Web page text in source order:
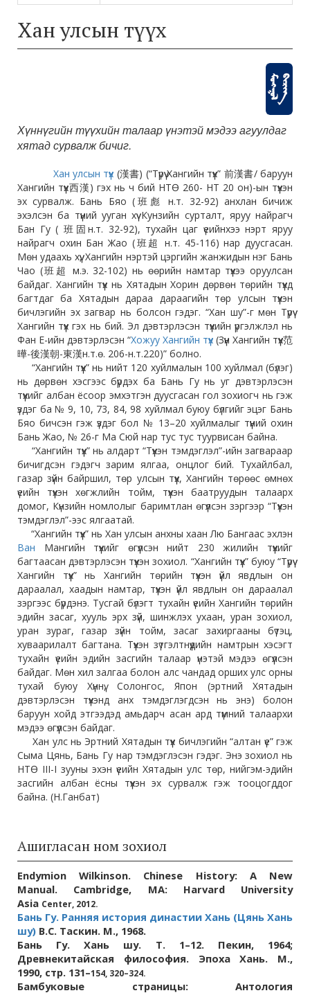
Хан улсын түүх
Хүннүгийн түүхийн талаар үнэтэй мэдээ агуулдаг
хятад сурвалж бичиг.
Хан улсын түүх (漢書) (“Түрүү Хангийн түүх” 前漢書/ баруун
Хангийн түүх西漢) гэх нь ч бий НТӨ 260- НТ 20 он)-ын түүхэн
эх сурвалж. Бань Бяо (班彪 н.т. 32-92) анхлан бичиж
эхэлсэн ба түүний ууган хүү Кунзийн сурталт, яруу найрагч
Бан Гу ( 班固н.т. 32-92), тухайн цаг үеийнхээ нэрт яруу
найрагч охин Бан Жао (班超 н.т. 45-116) нар дуусгасан.
Мөн удаахь хүү, Хангийн нэртэй цэргийн жанжидын нэг Бань
Чао (班超 м.э. 32-102) нь өөрийн намтар түүхээ оруулсан
байдаг. Хангийн түүх нь Хятадын Хорин дөрвөн төрийн түүхд
багтдаг ба Хятадын дараа дараагийн төр улсын түүхэн
бичлэгийн эх загвар нь болсон гэдэг. “Хан шу”-г мөн Түрүү
Хангийн түүх гэх нь бий. Эл дэвтэрлэсэн түүхийн үргэлжлэл нь
Фан Е-ийн дэвтэрлэсэн “Хожуу Хангийн түүх (Зүүн Хангийн түүх范
曄-後漢朝-東漢н.т.ө. 206-н.т.220)” болно.
“Хангийн түүх” нь нийт 120 хуйлмалын 100 хуйлмал (бүлэг)
нь дөрвөн хэсгээс бүрдэх ба Бань Гу нь уг дэвтэрлэсэн
түүхийг албан ёсоор эмхэтгэн дуусгасан гол зохиогч нь гэж
үздэг ба № 9, 10, 73, 84, 98 хуйлмал буюу бүлгийг эцэг Бань
Бяо бичсэн гэж үздэг бол № 13–20 хуйлмалыг түүний охин
Бань Жао, № 26-г Ма Сюй нар тус тус туурвисан байна.
“Хангийн түүх” нь алдарт “Түүхэн тэмдэглэл”-ийн загвараар
бичигдсэн гэдэгч зарим ялгаа, онцлог бий. Тухайлбал,
газар зүйн байршил, төр улсын түүх, Хангийн төрөөс өмнөх
үеийн түүхэн хөгжлийн тойм, түүхэн баатруудын талаарх
домог, Күнзийн номлолыг баримтлан өгүүлсэн зэргээр “Түүхэн
тэмдэглэл”-ээс ялгаатай.
“Хангийн түүх” нь Хан улсын анхны хаан Лю Бангаас эхлэн
Ван Мангийн түүхийг өгүүлсэн нийт 230 жилийн түүхийг
багтаасан дэвтэрлэсэн түүхэн зохиол. “Хангийн түүх” буюу “Түрүү
Хангийн түүх” нь Хангийн төрийн түүхэн үйл явдлын он
дараалал, хаадын намтар, түүхэн үйл явдлын он дараалал
зэргээс бүрдэнэ. Тусгай бүлэгт тухайн үеийн Хангийн төрийн
эдийн засаг, хууль эрх зүй, шинжлэх ухаан, уран зохиол,
уран зураг, газар зүйн тойм, засаг захиргааны бүтэц,
хуваарилалт багтана. Түүхэн зүтгэлтнүүдийн намтрын хэсэгт
тухайн үеийн эдийн засгийн талаар үнэтэй мэдээ өгүүлсэн
байдаг. Мөн хил залгаа болон алс чандад орших улс орны
тухай буюу Хүннү, Солонгос, Япон (эртний Хятадын
дэвтэрлэсэн түүхэнд анх тэмдэглэгдсэн нь энэ) болон
баруун хойд этгээдэд амьдарч асан ард түмний талаархи
мэдээ өгүүлсэн байдаг.
Хан улс нь Эртний Хятадын түүх бичлэгийн “алтан үе” гэж
Сыма Цянь, Бань Гу нар тэмдэглэсэн гэдэг. Энэ зохиол нь
НТӨ III-I зууны эхэн үеийн Хятадын улс төр, нийгэм-эдийн
засгийн албан ёсны түүхэн эх сурвалж гэж тооцогддог
байна. (Н.Ганбат)
Ашигласан ном зохиол
Endymion Wilkinson. Chinese History: A New
Manual. Cambridge, MA: Harvard University
Asia Center, 2012.
Бань Гу. Ранняя история династии Хань (Цянь Хань
шу) В.С. Таскин. М., 1968.
Бань Гу. Хань шу. Т. 1–12. Пекин, 1964;
Древнекитайская философия. Эпоха Хань. М.,
1990, стр. 131–154, 320–324.
Бамбуковые страницы: Антология